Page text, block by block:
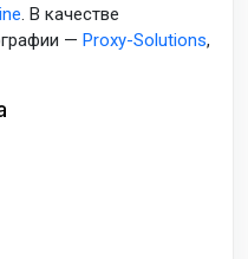
. В качестве
— Proxy-Solutions,